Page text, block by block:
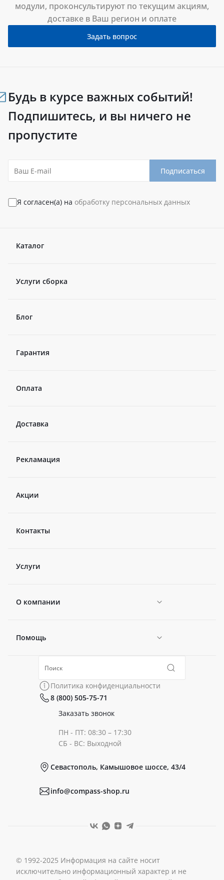
модули, проконсультируют по текущим акциям,
доставке в Ваш регион и оплате
Задать вопрос
Будь в курсе важных событий!
Подпишитесь, и вы ничего не
пропустите
Подписаться
Я согласен(а) на обработку персональных данных
Каталог
Услуги сборка
Блог
Гарантия
Оплата
Доставка
Рекламация
Акции
Контакты
Услуги
О компании
Новости
Политика конфиденциальности
Помощь
Коллекции
Политика конфиденциальности
8 (800) 505-75-71
Заказать звонок
ПН - ПТ: 08:30 – 17:30
СБ - ВС: Выходной
Севастополь, Камышовое шоссе, 43/4
info@compass-shop.ru
© 1992-2025 Информация на сайте носит
исключительно информационный характер и не